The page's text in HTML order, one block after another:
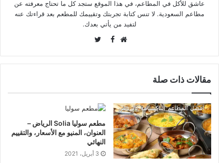
عاشق للأكل في المطاعم، في هذا الموقع ستجد كل ما تحتاج معرفته عن
مطاعم السعودية. لا تنس كتابة تجربتك وتقييمك للمطعم بعد قراءتك عنه
لتفيد من يأتي بعدك.
Facebook
مقالات ذات صلة
مطعم سوليا Solia الرياض –
العنوان، المنيو مع الأسعار، والتقييم
النهائي
3 أبريل، 2021